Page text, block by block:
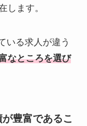
します。
いる求人が違う
なところを選び
豊富であるこ